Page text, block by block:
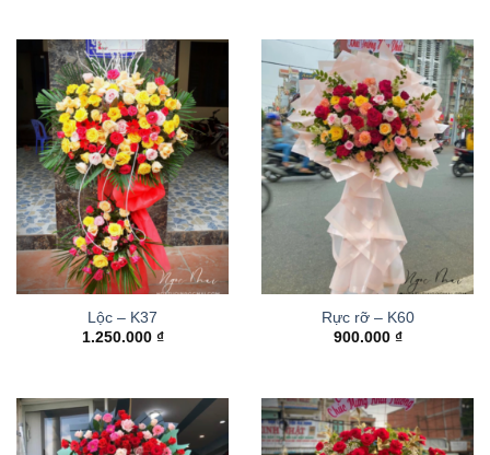
Lộc – K37
1.250.000 ₫
Rực rỡ – K60
900.000 ₫